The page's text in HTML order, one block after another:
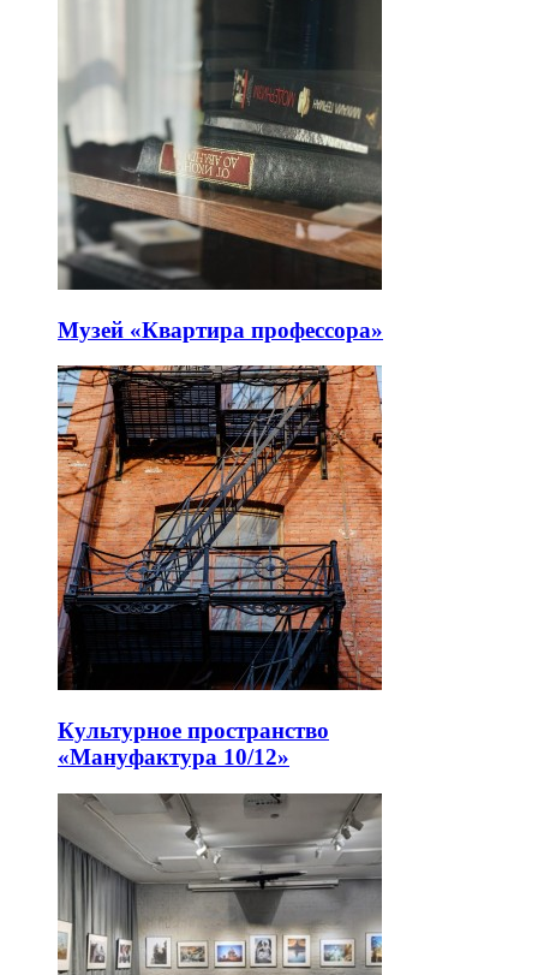
Музей «Квартира профессора»
Культурное пространство
«Мануфактура 10/12»